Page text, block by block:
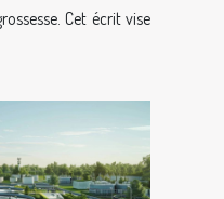
Cet écrit vise